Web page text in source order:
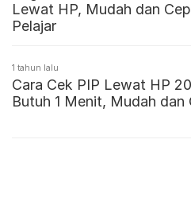
Lewat HP, Mudah dan
Pelajar
1 tahun lalu
Cara Cek PIP Lewat HP
Butuh 1 Menit, Mudah dan